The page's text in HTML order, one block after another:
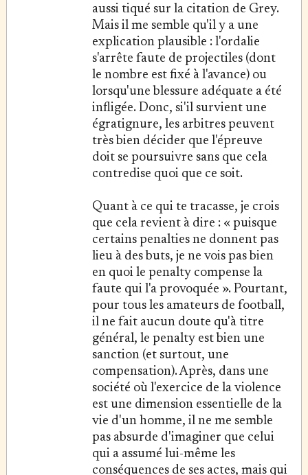
aussi tiqué sur la citation de Grey.
Mais il me semble qu'il y a une
explication plausible : l'ordalie
s'arrête faute de projectiles (dont
le nombre est fixé à l'avance) ou
lorsqu'une blessure adéquate a été
infligée. Donc, si'il survient une
égratignure, les arbitres peuvent
très bien décider que l'épreuve
doit se poursuivre sans que cela
contredise quoi que ce soit.
Quant à ce qui te tracasse, je crois
que cela revient à dire : « puisque
certains penalties ne donnent pas
lieu à des buts, je ne vois pas bien
en quoi le penalty compense la
faute qui l'a provoquée ». Pourtant,
pour tous les amateurs de football,
il ne fait aucun doute qu'à titre
général, le penalty est bien une
sanction (et surtout, une
compensation). Après, dans une
société où l'exercice de la violence
est une dimension essentielle de la
vie d'un homme, il ne me semble
pas absurde d'imaginer que celui
qui a assumé lui-même les
conséquences de ses actes, mais qui